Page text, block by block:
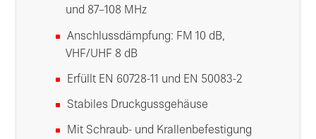
und 87–108 MHz
Anschlussdämpfung: FM 10 dB,
VHF/UHF 8 dB
Erfüllt EN 60728-11 und EN 50083-2
Stabiles Druckgussgehäuse
Mit Schraub- und Krallenbefestigung